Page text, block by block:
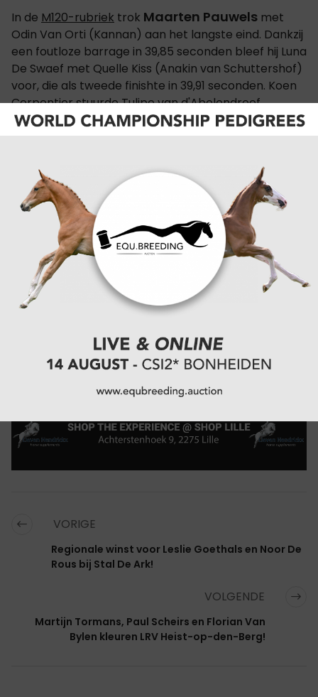
In de M120-rubriek trok Maarten Pauwels met
Odin Van Orti (Kannan) aan het langste eind. Dankzij
een foutloze barrage in 39,85 seconden bleef hij Luna
De Swaef met Quelle Kiss (Anakin van Schuttershof)
voor, die als tweede finishte in 39,91 seconden. Koen
Cerpentier stuurde Tulipe van d'Abelendreef
(Emerald van't Ruytershof) naar de derde plaats in
41,94 seconden.
De overwinning in de Z130-rubriek
Christophe Noens
, die met Onort DC - DM (Elvis
ter Putte) als enige foutloos bleef in de barrage en
won in 41,94 seconden. Cedric De Vleeschauwer
legde met Taurrielle (Oxo van de Mispelaere) beslag
op de tweede plaats met vier strafpunten in 35,62
seconden, terwijl Arthur De Bruycker met Tamina
van de Faunushoeve (Pegase van't Ruytershof)
derde werd na zeven strafpunten in 49,47
PAARDEN:TAMINA VAN DE FAUNUSHOEVE
VORIGE
Regionale winst voor Leslie Goethals en Noor De
Rous bij Stal De Ark!
VOLGENDE
Martijn Tormans, Paul Scheirs en Florian Van
Bylen kleuren LRV Heist-op-den-Berg!